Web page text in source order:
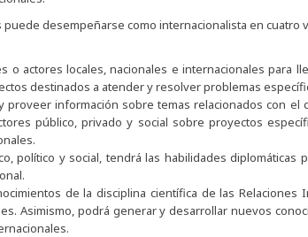
desempeñarse como internacionalista en cuatro
o actores locales, nacionales e internacionales para
destinados a atender y resolver problemas
proveer información sobre temas relacionados con el
público, privado y social sobre proyectos
político y social, tendrá las habilidades diplomáticas
de la disciplina científica de las Relaciones
Asimismo, podrá generar y desarrollar nuevos